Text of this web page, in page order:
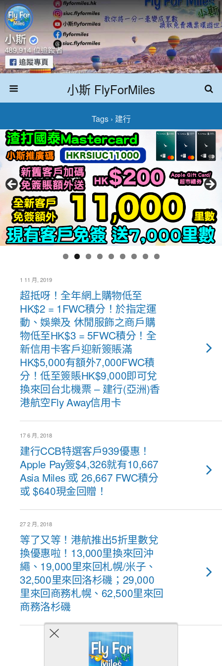
小斯 FlyForMiles
Tags › 建行
1 11 月, 2019
超抵呀！全年網上購物低至
HK$2 = 1FWC積分！於指定運
動、娛樂及 休閒服飾之商戶購
物低至HK$3 = 5FWC積分！全
新信用卡客戶迎新簽賬滿
HK$5,000有額外7,000FWC積
分！低至簽賬HK$9,000即可兌
換來回台北機票 – 建行(亞洲)香
港航空Fly Away信用卡
17 6 月, 2018
建行CCB特選客戶939優惠！
Apple Pay簽$4,326就有10,667
Asia Miles 或 26,667 FWC積分
或 $640現金回贈！
27 2 月, 2018
等了又等！港航推出5折里數兌
換優惠啦！13,000里換來回沖
繩、19,000里來回札幌/米子、
32,500里來回洛杉磯；29,000
里來回商務札幌、62,500里來回
商務洛杉磯
Back to top